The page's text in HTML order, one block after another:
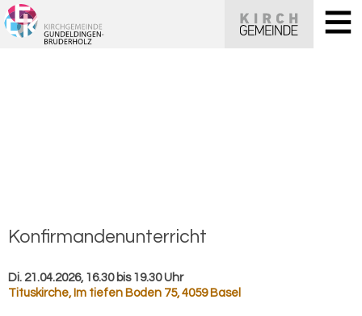
Kon­fir­man­den­un­ter­richt
Di. 21.04.2026, 16.30 bis 19.30 Uhr
Tituskirche, Im tiefen Boden 75, 4059 Basel